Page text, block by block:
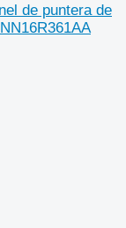
de puntera de